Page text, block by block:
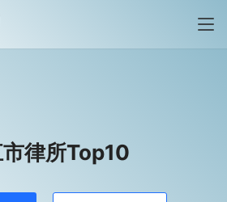
律所Top10